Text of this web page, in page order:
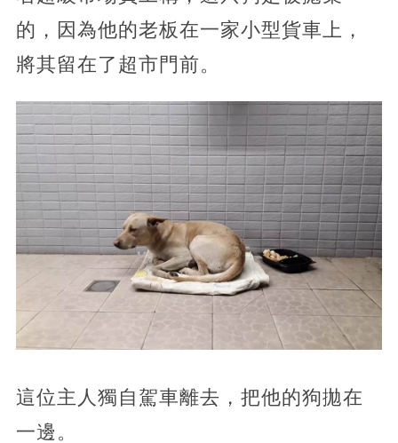
的，因為他的老板在一家小型貨車上，
將其留在了超市門前。
這位主人獨自駕車離去，把他的狗拋在
一邊。